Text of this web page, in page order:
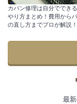
カバン修理は自分ででき
やり方まとめ！費用から
の直し方までプロが解説！
最